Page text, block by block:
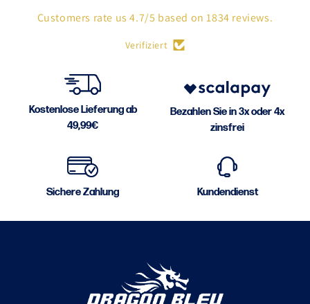
Customers rate us 4.7/5 based on 1834 reviews.
Verifiziert
Kostenlose Lieferung ab
49,99€
Bezahlen Sie in 3x oder 4x
zinsfrei
Sichere Zahlung Kundendienst